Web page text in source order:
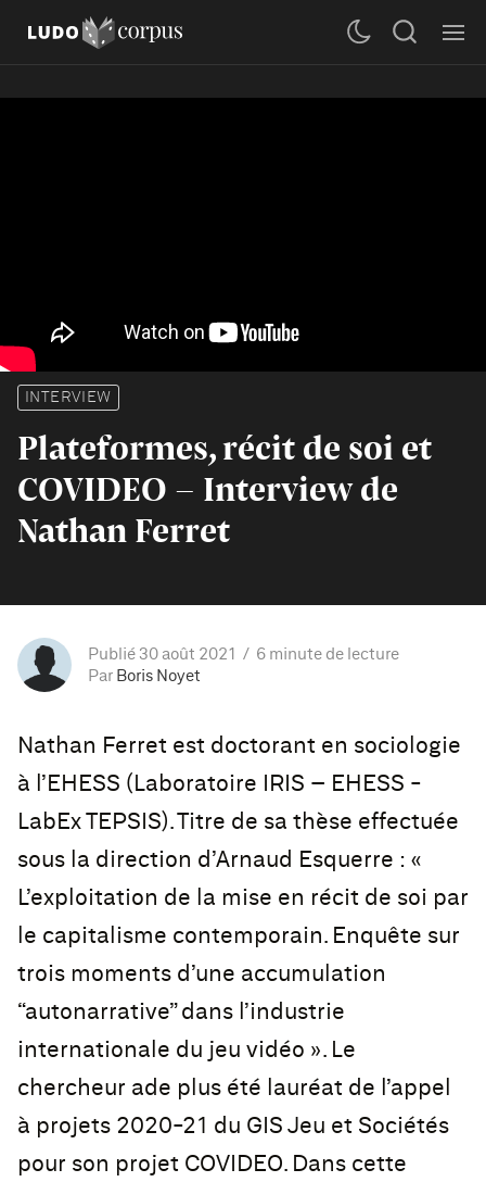
INTERVIEW
Plateformes, récit de soi et
COVIDEO – Interview de
Nathan Ferret
Publié 30 août 2021
6 minute de lecture
Par Boris Noyet
Nathan Ferret est doctorant en sociologie
à l’EHESS (Laboratoire IRIS – EHESS -
LabEx TEPSIS). Titre de sa thèse effectuée
sous la direction d’Arnaud Esquerre : «
L’exploitation de la mise en récit de soi par
le capitalisme contemporain. Enquête sur
trois moments d’une accumulation
“autonarrative” dans l’industrie
internationale du jeu vidéo ». Le
chercheur ade plus été lauréat de l’appel
à projets 2020-21 du GIS Jeu et Sociétés
pour son projet COVIDEO. Dans cette